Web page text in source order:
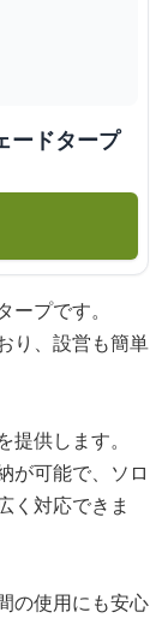
シェードタープ
プです。
り、設営も簡単
供します。
が可能で、ソロ
く対応できま
の使用にも安心